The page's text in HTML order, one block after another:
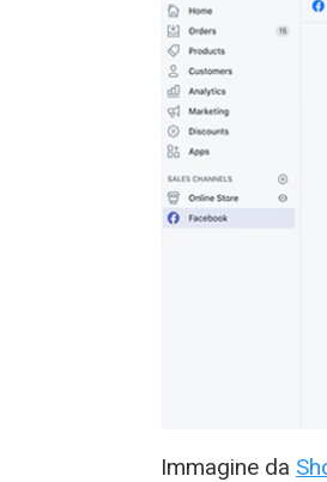
Immagine da